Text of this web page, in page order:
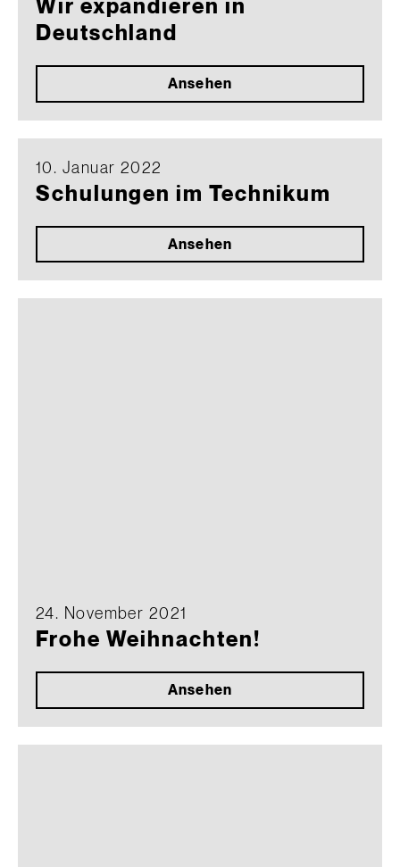
Wir expandieren in
Deutschland
Ansehen
10. Januar 2022
Schulungen im Technikum
Ansehen
24. November 2021
Frohe Weihnachten!
Ansehen